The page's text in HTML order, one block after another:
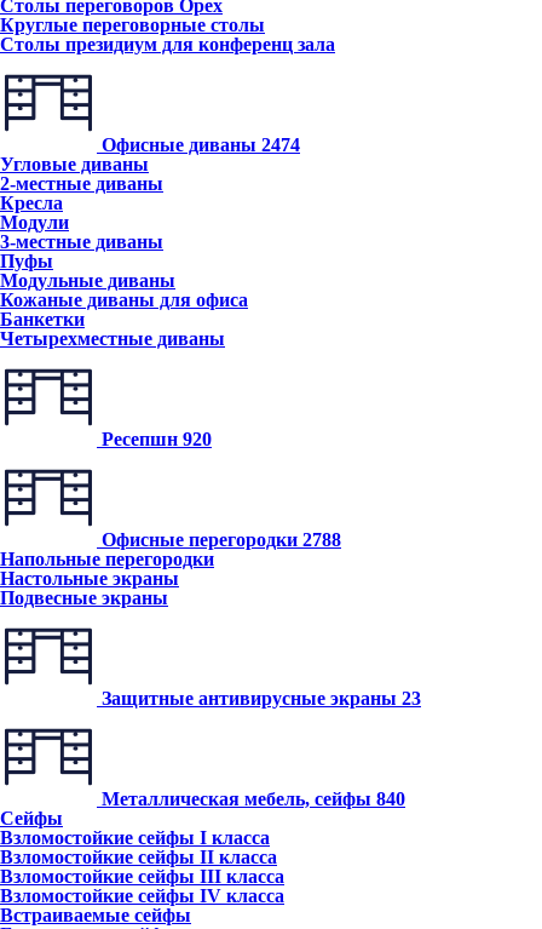
Столы переговоров Орех
Круглые переговорные столы
Столы президиум для конференц зала
Офисные диваны 2474
Угловые диваны
2-местные диваны
Кресла
Модули
3-местные диваны
Пуфы
Модульные диваны
Кожаные диваны для офиса
Банкетки
Четырехместные диваны
Ресепшн 920
Офисные перегородки 2788
Напольные перегородки
Настольные экраны
Подвесные экраны
Защитные антивирусные экраны 23
Металлическая мебель, сейфы 840
Сейфы
Взломостойкие сейфы I класса
Взломостойкие сейфы II класса
Взломостойкие сейфы III класса
Взломостойкие сейфы IV класса
Встраиваемые сейфы